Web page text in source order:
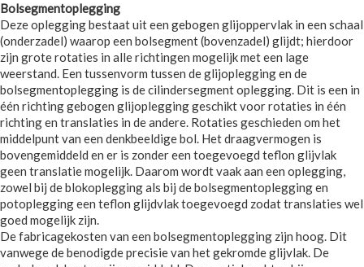
Bolsegmentoplegging
Deze oplegging bestaat uit een gebogen glijoppervlak in een schaal
(onderzadel) waarop een bolsegment (bovenzadel) glijdt; hierdoor
zijn grote rotaties in alle richtingen mogelijk met een lage
weerstand. Een tussenvorm tussen de glijoplegging en de
bolsegmentoplegging is de cilindersegment oplegging. Dit is een in
één richting gebogen glijoplegging geschikt voor rotaties in één
richting en translaties in de andere. Rotaties geschieden om het
middelpunt van een denkbeeldige bol. Het draagvermogen is
bovengemiddeld en er is zonder een toegevoegd teflon glijvlak
geen translatie mogelijk. Daarom wordt vaak aan een oplegging,
zowel bij de blokoplegging als bij de bolsegmentoplegging en
potoplegging een teflon glijdvlak toegevoegd zodat translaties wel
goed mogelijk zijn.
De fabricagekosten van een bolsegmentoplegging zijn hoog. Dit
vanwege de benodigde precisie van het gekromde glijvlak. De